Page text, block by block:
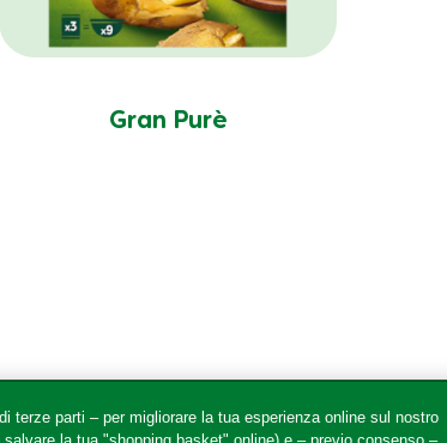
Gran Purè
terze parti – per migliorare la tua esperienza online sul nostro